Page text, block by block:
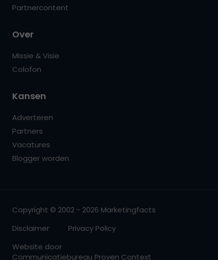
Partnercontent
Over
Missie & Visie
Colofon
Kansen
Adverteren
Partners
Vacatures
Blogger worden
Copyright © 2002 - 2026 Marketingfacts
Disclaimer
Privacy Policy
Website door
Communicatiebureau Proven Context